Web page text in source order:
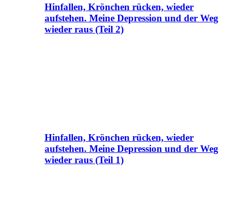
Hinfallen, Krönchen rücken, wieder
aufstehen. Meine Depression und der Weg
wieder raus (Teil 2)
Hinfallen, Krönchen rücken, wieder
aufstehen. Meine Depression und der Weg
wieder raus (Teil 1)